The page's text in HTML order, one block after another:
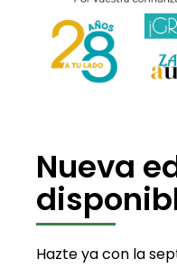
Nueva
Hazte ya con la